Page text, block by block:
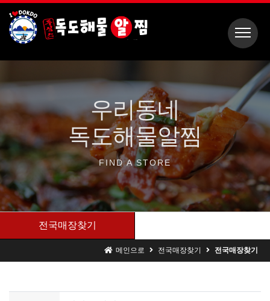
우리동네
독도해물알찜
FIND ASTORE
전국매장찾기
메인으로 전국매장찾기 전국매장찾기